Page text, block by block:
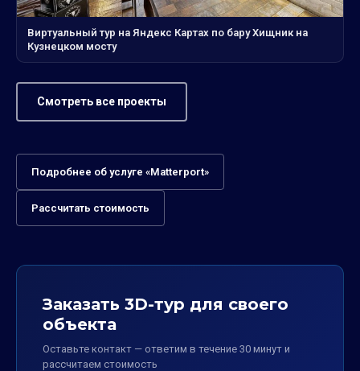
Виртуальный тур на Яндекс Картах по бару Хищник на
Кузнецком мосту
Смотреть все проекты
Подробнее об услуге «Matterport»
Рассчитать стоимость
Заказать 3D-тур для своего
объекта
Оставьте контакт — ответим в течение 30 минут и
рассчитаем стоимость